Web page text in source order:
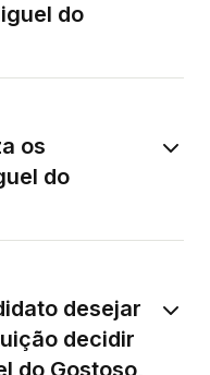
do
os
do
desejar
decidir
do Gostoso,